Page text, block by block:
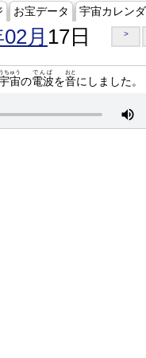
お宝データ 宇宙カレン
月 17日 >
宙
うちゅう
の電波
でんぱ
を音
おと
にしました。